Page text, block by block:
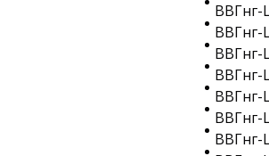
ВВГнг-
ВВГнг-
ВВГнг-
ВВГнг-
ВВГнг-
ВВГнг-
ВВГнг-